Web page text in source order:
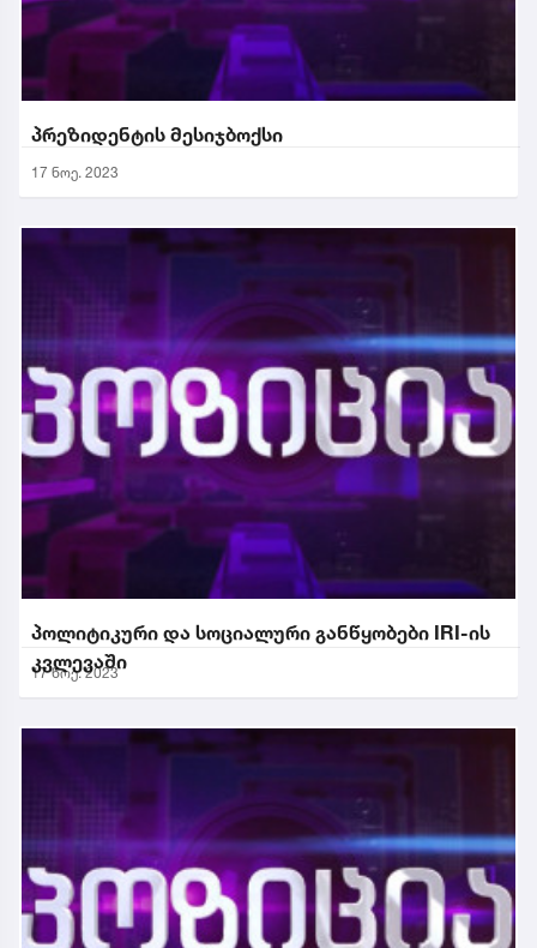
პრეზიდენტის მესიჯბოქსი
17 ნოე. 2023
პოლიტიკური და სოციალური განწყობები IRI-ის
კვლევაში
17 ნოე. 2023